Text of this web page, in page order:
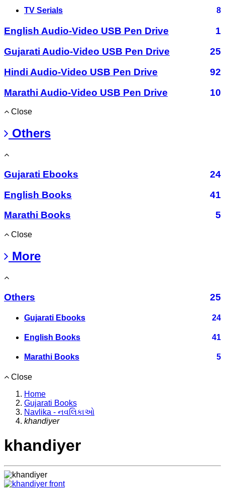
TV Serials 8
English Audio-Video USB Pen Drive
1
Gujarati Audio-Video USB Pen Drive
25
Hindi Audio-Video USB Pen Drive
92
Marathi Audio-Video USB Pen Drive
10
Close
Others
Gujarati Ebooks
24
English Books
41
Marathi Books
5
Close
More
Others 25
Gujarati Ebooks 24
English Books 41
Marathi Books 5
Close
Home
Gujarati Books
Navlika - નવલિકાઓ
khandiyer
khandiyer